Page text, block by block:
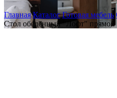
Главная Каталог Готовая мебель
Стол обеденный "Лофт" прямой